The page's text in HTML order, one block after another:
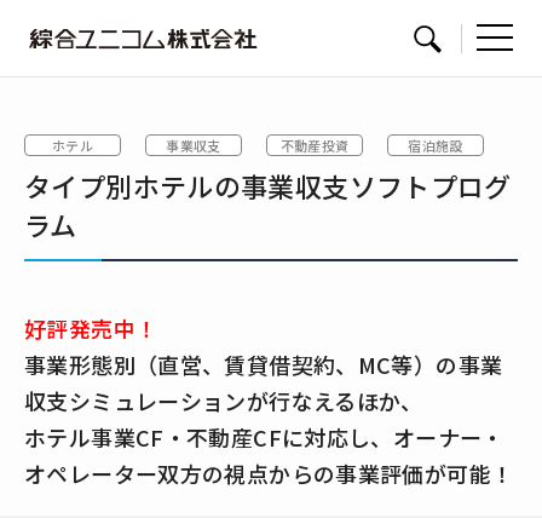
ニ
コ
ム
タイプ別ホテルの事業収支ソフトプログ
ラム
ホテル 事業収支 不動産投資 宿泊施設
好評発売中！
事業形態別（直営、賃貸借契約、MC等）の事業
収支シミュレーションが行なえるほか、
ホテル事業CF・不動産CFに対応し、オーナー・
オペレーター双方の視点からの事業評価が可能！